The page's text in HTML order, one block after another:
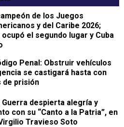
de los Juegos
y del Caribe 2026;
ocupó el segundo lugar y Cuba
Penal: Obstruir vehículos
se castigará hasta con
de prisión
Guerra despierta alegría y
con su “Canto a la Patria”, en
Travieso Soto